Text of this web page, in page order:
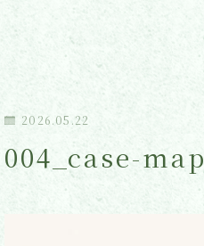
2026.05.22
004_case-map